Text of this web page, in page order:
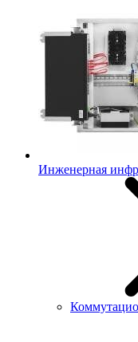
Инженерная